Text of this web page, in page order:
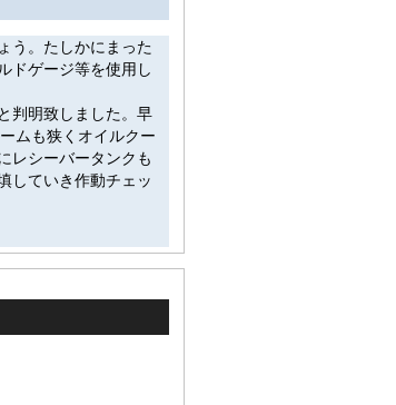
う。たしかにまった
ドゲージ等を使用し
判明致しました。早
ムも狭くオイルクー
レシーバータンクも
していき作動チェッ